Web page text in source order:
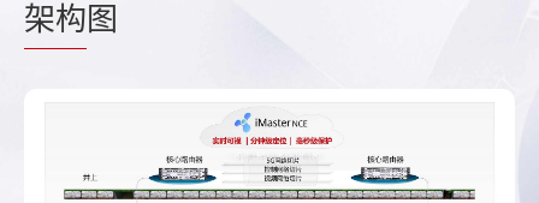
架构图